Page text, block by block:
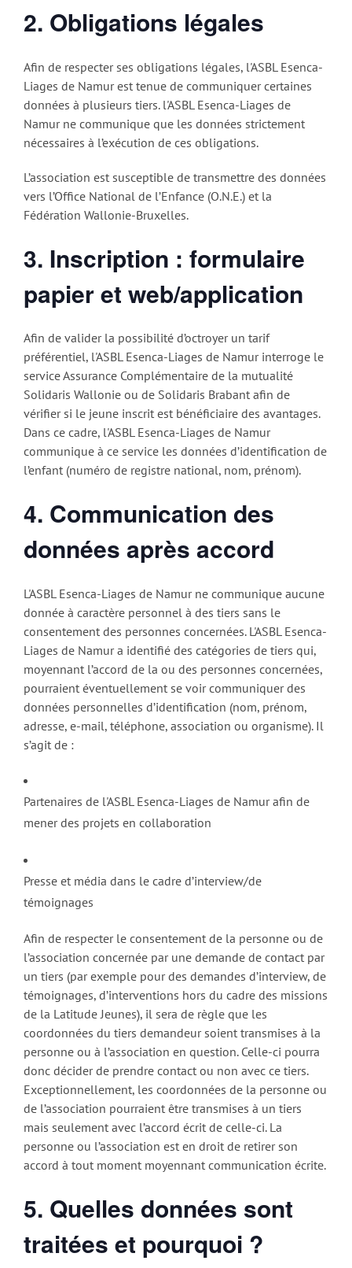
2. Obligations légales
Afin de respecter ses obligations légales, l'ASBL Esenca-
Liages de Namurest tenue de communiquer certaines
données à plusieurs tiers. l'ASBL Esenca-Liages de
Namur ne communique que les données strictement
nécessaires à l’exécution de ces obligations.
L’association est susceptible de transmettre des données
vers l’Office National de l’Enfance (O.N.E.) et la
Fédération Wallonie-Bruxelles.
3. Inscription : formulaire
papier et web/application
Afin de valider la possibilité d’octroyer un tarif
préférentiel, l'ASBL Esenca-Liages de Namur interroge le
service Assurance Complémentaire de la mutualité
Solidaris Wallonie ou de Solidaris Brabant afin de
vérifier si le jeune inscrit est bénéficiaire des avantages.
Dans ce cadre, l'ASBL Esenca-Liages de Namur
communique à ce service les données d’identification de
l’enfant (numéro de registre national, nom, prénom).
4. Communication des
données après accord
L'ASBL Esenca-Liages de Namur ne communique aucune
donnée à caractère personnel à des tiers sans le
consentement des personnes concernées. L'ASBL Esenca-
Liages de Namur a identifié des catégories de tiers qui,
moyennant l’accord de la ou des personnes concernées,
pourraient éventuellement se voir communiquer des
données personnelles d’identification (nom, prénom,
adresse, e-mail, téléphone, association ou organisme). Il
s’agit de :
Partenaires de l'ASBL Esenca-Liages de Namur afin de
mener des projets en collaboration
Presse et média dans le cadre d’interview/de
témoignages
Afin de respecter le consentement de la personne ou de
l’association concernée par une demande de contact par
un tiers (par exemple pour des demandes d’interview, de
témoignages, d’interventions hors du cadre des missions
de la Latitude Jeunes), il sera de règle que les
coordonnées du tiers demandeur soient transmises à la
personne ou à l’association en question. Celle-ci pourra
donc décider de prendre contact ou non avec ce tiers.
Exceptionnellement, les coordonnées de la personne ou
de l’association pourraient être transmises à un tiers
mais seulement avec l’accord écrit de celle-ci. La
personne ou l’association est en droit de retirer son
accord à tout moment moyennant communication écrite.
5. Quelles données sont
traitées et pourquoi ?